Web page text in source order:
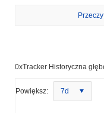
0xTracker Historyczna
Powiększ: 7d